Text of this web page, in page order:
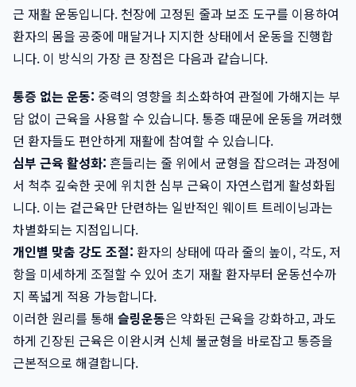
근 재활 운동입니다. 천장에 고정된 줄과 보조 도구를 이용하여
환자의 몸을 공중에 매달거나 지지한 상태에서 운동을 진행합
니다. 이 방식의 가장 큰 장점은 다음과 같습니다.
통증 없는 운동: 중력의 영향을 최소화하여 관절에 가해지는 부
담 없이 근육을 사용할 수 있습니다. 통증 때문에 운동을 꺼려했
던 환자들도 편안하게 재활에 참여할 수 있습니다.
심부 근육 활성화: 흔들리는 줄 위에서 균형을 잡으려는 과정에
서 척추 깊숙한 곳에 위치한 심부 근육이 자연스럽게 활성화됩
니다. 이는 겉근육만 단련하는 일반적인 웨이트 트레이닝과는
차별화되는 지점입니다.
개인별 맞춤 강도 조절: 환자의 상태에 따라 줄의 높이, 각도, 저
항을 미세하게 조절할 수 있어 초기 재활 환자부터 운동선수까
지 폭넓게 적용 가능합니다.
이러한 원리를 통해 슬링운동은 약화된 근육을 강화하고, 과도
하게 긴장된 근육은 이완시켜 신체 불균형을 바로잡고 통증을
근본적으로 해결합니다.